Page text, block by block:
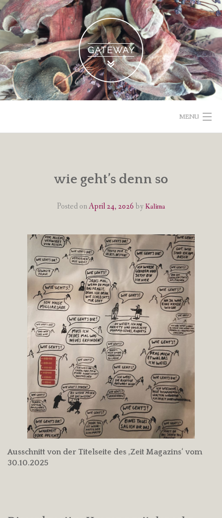
Skip
to
content
MENU
IMPRESSUM & DATENSCHUTZ
wie geht’s denn so
Posted onApril 24, 2026 by Kalima
Ausschnitt von der Titelseite des ‚Zeit Magazins‘ vom
30.10.2025